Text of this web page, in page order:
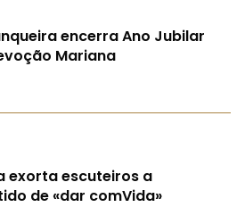
encerra Ano Jubilar
Mariana
exorta escuteiros a
de «dar comVida»